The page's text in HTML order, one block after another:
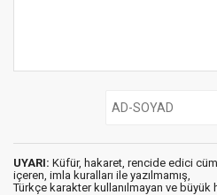
UYARI: Küfür, hakaret, rencide edici
içeren, imla kuralları ile yazılmamış,
Türkçe karakter kullanılmayan ve büyük